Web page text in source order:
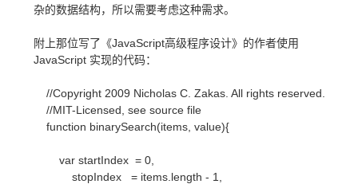
杂的数据结构，所以需要考虑这种需求。
附上那位写了《JavaScript高级程序设计》的作者使用
JavaScript 实现的代码：
//Copyright 2009 Nicholas C. Zakas. All rights reserved.
//MIT-Licensed, see source file
function binarySearch(items, value){
var startIndex = 0,
stopIndex = items.length - 1,